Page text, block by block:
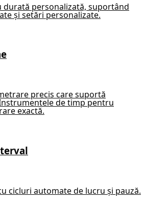
durată personalizată, suportând
și setări personalizate.
precis care suportă
de timp pentru
exactă.
cicluri automate de lucru și pauză.